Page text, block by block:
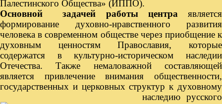
Палестинского Общества» (ИППО).
Основной задачей работы центраявляется
формирование духовно-нравственного развития
человека в современном обществе через приобщение к
духовным ценностям Православия, которые
содержатся в культурно-историческом наследии
Отечества. Также немаловажной составляющей
является привлечение внимания общественности,
государственных и церковных структур к духовному
наследию русского